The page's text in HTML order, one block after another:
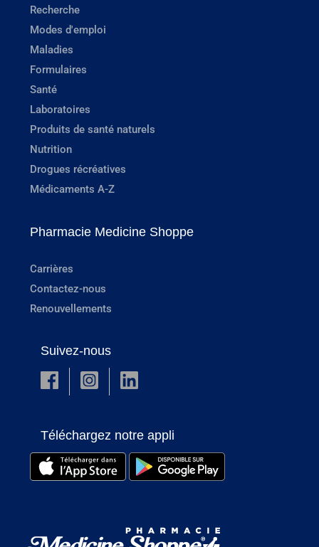
Recherche
Modes d'emploi
Maladies
Formulaires
Santé
Laboratoires
Produits de santé naturels
Nutrition
Drogues récréatives
Médicaments A-Z
Pharmacie Medicine Shoppe
Carrières
Contactez-nous
Renouvellements
Suivez-nous
Téléchargez notre appli